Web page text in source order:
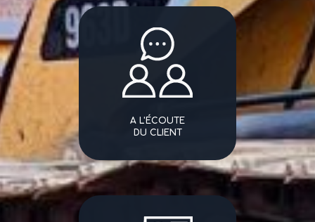
A L'ÉCOUTE
DU CLIENT